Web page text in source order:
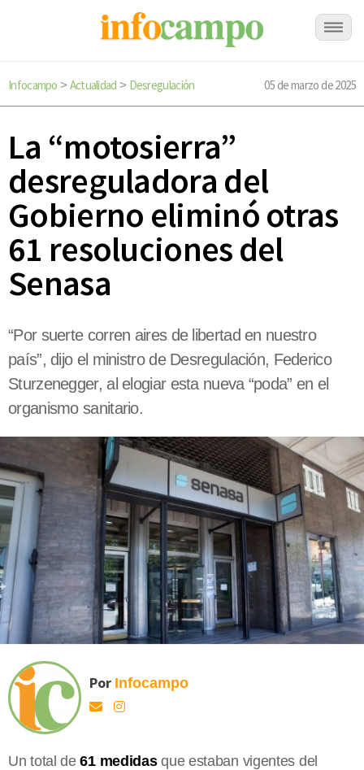
Infocampo > Actualidad > Desregulación 05 de marzo de 2025
La “motosierra”
desreguladora del
Gobierno eliminó otras
61 resoluciones del
Senasa
“Por suerte corren aires de libertad en nuestro
país”, dijo el ministro de Desregulación, Federico
Sturzenegger, al elogiar esta nueva “poda” en el
organismo sanitario.
Por Infocampo
Un total de61 medidasque estaban vigentes del